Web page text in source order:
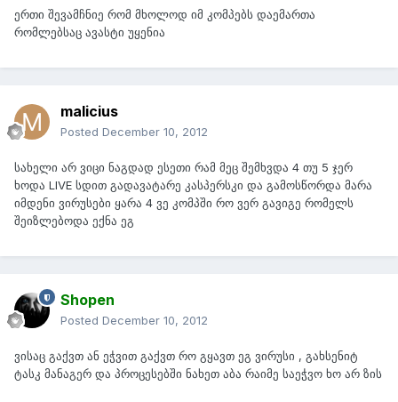
ერთი შევამჩნიე რომ მხოლოდ იმ კომპებს დაემართა
რომლებსაც ავასტი უყენია
malicius
Posted December 10, 2012
სახელი არ ვიცი ნაგდად ესეთი რამ მეც შემხვდა 4 თუ 5 ჯერ
ხოდა LIVE სდით გადავატარე კასპერსკი და გამოსწორდა მარა
იმდენი ვირუსები ყარა 4 ვე კომპში რო ვერ გავიგე რომელს
შეიზლებოდა ექნა ეგ
Shopen
Posted December 10, 2012
ვისაც გაქვთ ან ეჭვით გაქვთ რო გყავთ ეგ ვირუსი , გახსენიტ
ტასკ მანაგერ და პროცესებში ნახეთ აბა რაიმე საეჭვო ხო არ ზის